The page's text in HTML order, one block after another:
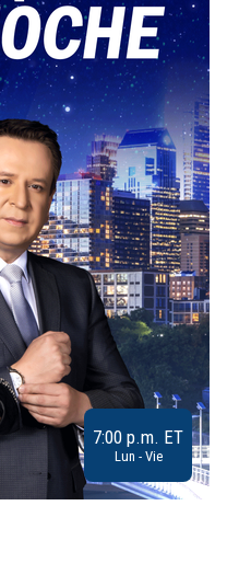
7:00 p.m. ET
Lun - Vie